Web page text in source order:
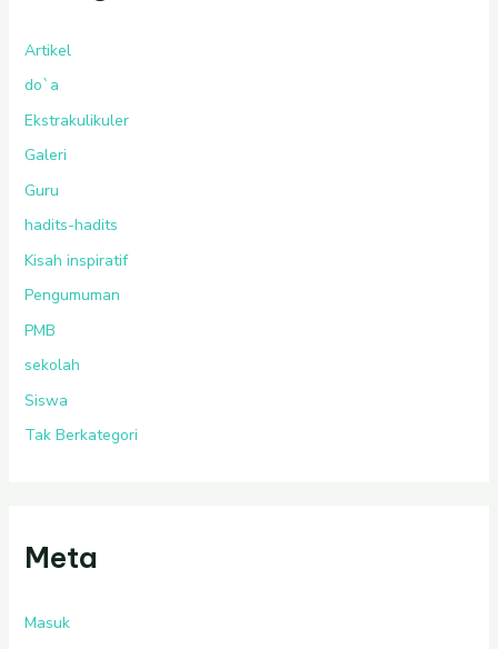
Artikel
do`a
Ekstrakulikuler
Galeri
Guru
hadits-hadits
Kisah inspiratif
Pengumuman
PMB
sekolah
Siswa
Tak Berkategori
Meta
Masuk